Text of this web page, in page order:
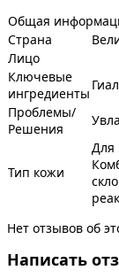
Общая
Страна
Лицо
Ключевые
ингредиенты
Проблемы/
Решения
Тип кожи
Для
Нет отзывов об
Написать